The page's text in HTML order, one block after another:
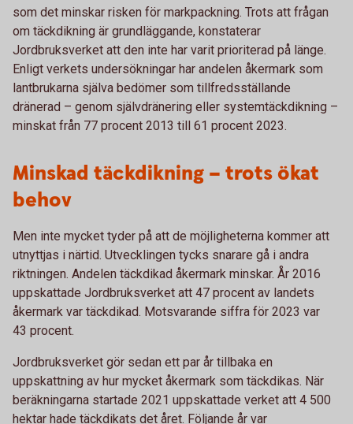
som det minskar risken för markpackning. Trots att frågan
om täckdikning är grund­läggande, konstaterar
Jordbruksverket att den inte har varit prioriterad på länge.
Enligt verkets undersökningar har andelen åkermark som
lantbrukarna själva bedömer som tillfredsställande
dränerad – genom självdränering eller systemtäckdikning –
minskat från 77 procent 2013 till 61 procent 2023.
Minskad täckdikning – trots ökat
behov
Men inte mycket tyder på att de möjligheterna kommer att
utnyttjas i närtid. Utvecklingen tycks snarare gå i andra
riktningen. Andelen täckdikad åkermark minskar. År 2016
uppskattade Jordbruksverket att 47 procent av landets
åkermark var täckdikad. Motsvarande siffra för 2023 var
43 procent.
Jordbruksverket gör sedan ett par år tillbaka en
uppskattning av hur mycket åkermark som täckdikas. När
beräkningarna startade 2021 uppskattade verket att 4 500
hektar hade täckdikats det året. Följande år var